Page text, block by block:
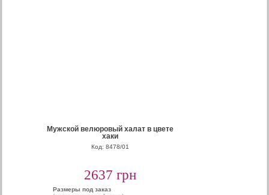
Мужской велюровый халат в цвете
хаки
Код: 8478/01
2637 грн
Размеры под заказ